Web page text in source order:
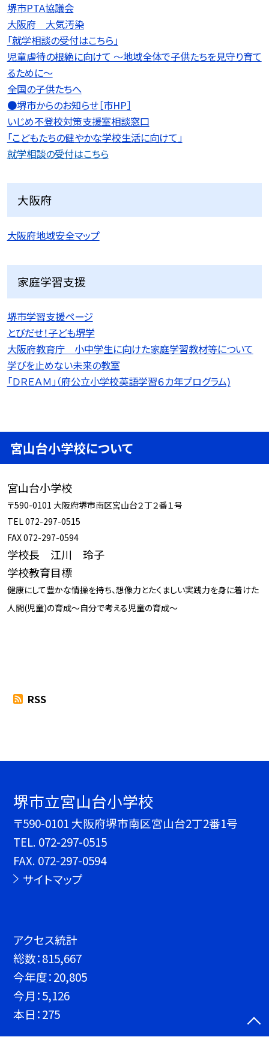
堺市PTA協議会
大阪府 大気汚染
「就学相談の受付はこちら」
児童虐待の根絶に向けて 〜地域全体で子供たちを見守り育て
るために〜
全国の子供たちへ
●堺市からのお知らせ［市HP］
いじめ不登校対策支援室相談窓口
「こどもたちの健やかな学校生活に向けて」
就学相談の受付はこちら
大阪府
大阪府地域安全マップ
家庭学習支援
堺市学習支援ページ
とびだせ！子ども堺学
大阪府教育庁 小中学生に向けた家庭学習教材等について
学びを止めない未来の教室
「ＤＲＥＡＭ」（府公立小学校英語学習６カ年プログラム)
宮山台小学校について
宮山台小学校
〒590-0101 大阪府堺市南区宮山台２丁２番１号
TEL 072-297-0515
FAX 072-297-0594
学校長 江川 玲子
学校教育目標
健康にして豊かな情操を持ち、想像力とたくましい実践力を身に着けた
人間(児童)の育成～自分で考える児童の育成～
RSS
堺市立宮山台小学校
〒590-0101 大阪府堺市南区宮山台2丁2番1号
TEL. 072-297-0515
FAX. 072-297-0594
サイトマップ
アクセス統計
総数：815,667
今年度：20,805
今月：5,126
本日：275